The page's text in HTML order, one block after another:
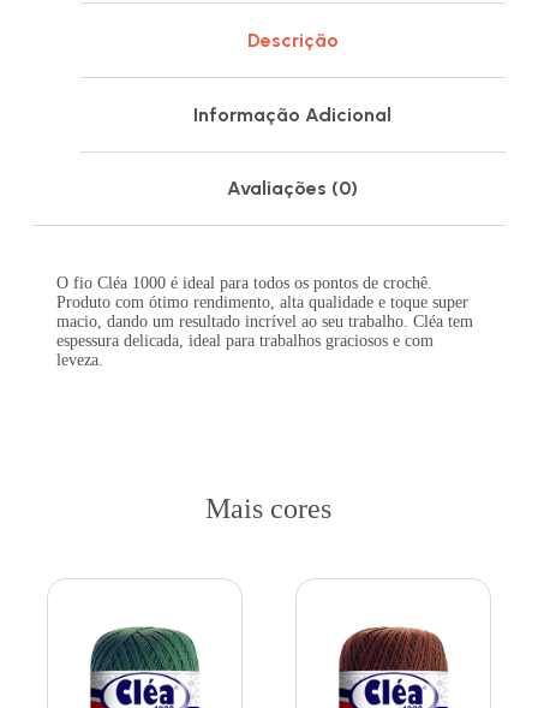
Descrição
Informação Adicional
Avaliações (0)
O fio Cléa 1000 é ideal para todos os pontos de crochê.
Produto com ótimo rendimento, alta qualidade e toque super
macio, dando um resultado incrível ao seu trabalho. Cléa tem
espessura delicada, ideal para trabalhos graciosos e com
leveza.
Mais cores